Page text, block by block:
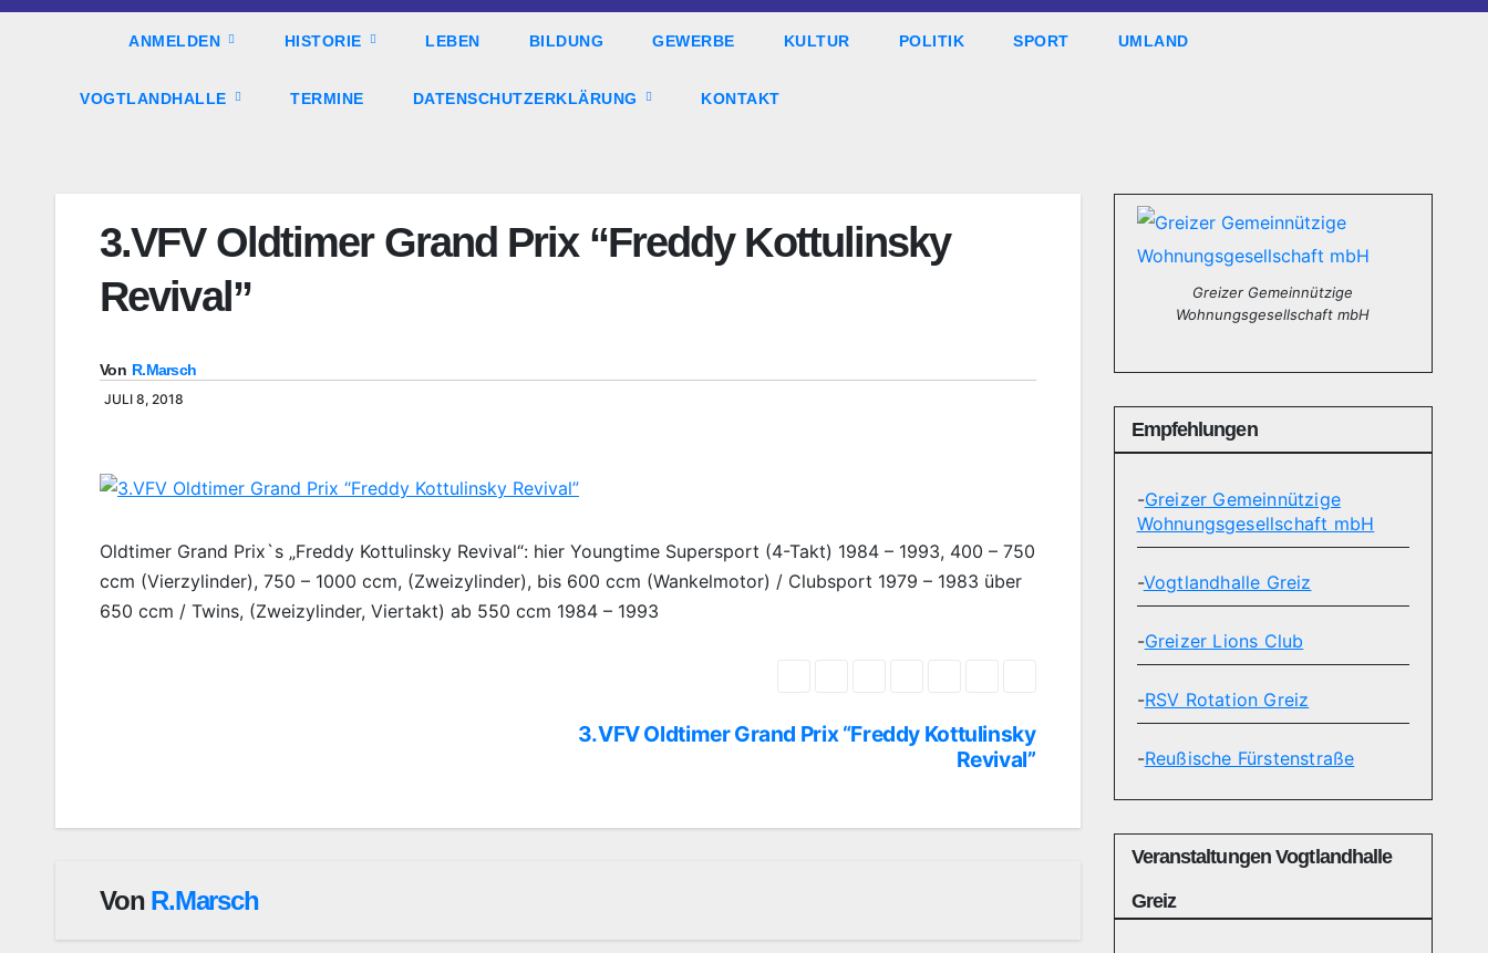
ANMELDEN HISTORIE LEBEN BILDUNG GEWERBE KULTUR POLITIK SPORT UMLAND
VOGTLANDHALLE TERMINE DATENSCHUTZERKLÄRUNG KONTAKT
3.VFV Oldtimer Grand Prix “Freddy Kottulinsky
Revival”
Von R.Marsch
JULI 8, 2018
Oldtimer Grand Prix`s „Freddy Kottulinsky Revival“: hier Youngtime Supersport (4-Takt) 1984 – 1993, 400 – 750
ccm (Vierzylinder), 750 – 1000 ccm, (Zweizylinder), bis 600 ccm (Wankelmotor) / Clubsport 1979 – 1983 über
650 ccm / Twins, (Zweizylinder, Viertakt) ab 550 ccm 1984 – 1993
3.VFV Oldtimer Grand Prix “Freddy Kottulinsky
Revival”
Von R.Marsch
Greizer Gemeinnützige
Wohnungsgesellschaft mbH
Empfehlungen
-Greizer Gemeinnützige
Wohnungsgesellschaft mbH
-Vogtlandhalle Greiz
-Greizer Lions Club
-RSV Rotation Greiz
-Reußische Fürstenstraße
Veranstaltungen Vogtlandhalle
Greiz